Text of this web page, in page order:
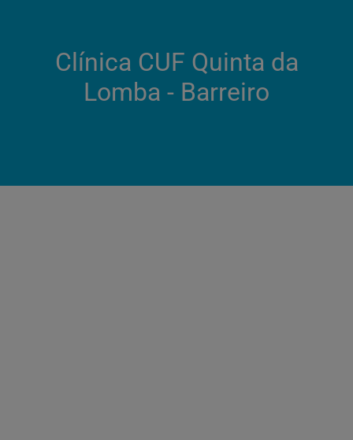
Clínica CUF Quinta da
Lomba - Barreiro